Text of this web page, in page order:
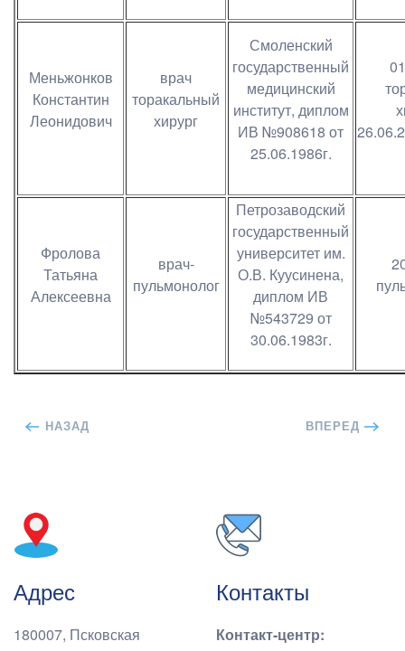
Меньжонков
Константин
Леонидович
врач
торакальный
хирург
Смоленский
государственный
медицинский
институт, диплом
ИВ №908618 от
25.06.1986г.
Фролова
Татьяна
Алексеевна
врач-
пульмонолог
Петрозаводский
государственный
университет им.
О.В. Куусинена,
диплом ИВ
№543729 от
30.06.1983г.
НАЗАД ВПЕРЕД
Адрес
180007, Псковская
Контакты
Контакт-центр: